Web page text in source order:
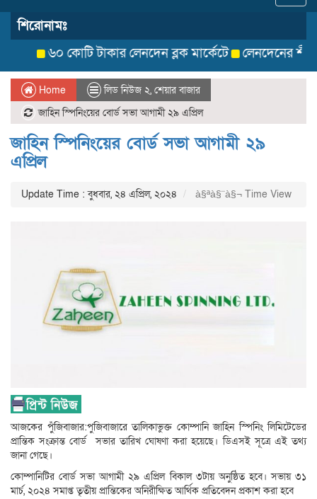
শিরোনামঃ
৬০ কোটি টাকার লেনদেন ব্লক মার্কেটে
লেনদেনের শীর্ষে
Home লিড নিউজ ২, শেয়ার বাজার
জাহিন স্পিনিংয়ের বোর্ড সভা আগামী ২৯ এপ্রিল
জাহিন স্পিনিংয়ের বোর্ড সভা আগামী ২৯
এপ্রিল
Update Time : বুধবার, ২৪ এপ্রিল, ২০২৪ à§ªà§¨à§¬ Time View
আজকের পুঁজিবাজার:পুজিবাজারে তালিকাভুক্ত কোম্পানি জাহিন স্পিনিং লিমিটেডের
প্রান্তিক সংক্রান্ত বোর্ড সভার তারিখ ঘোষণা করা হয়েছে। ডিএসই সূত্রে এই তথ্য
জানা গেছে।
কোম্পানিটির বোর্ড সভা আগামী ২৯ এপ্রিল বিকাল ৩টায় অনুষ্ঠিত হবে। সভায় ৩১
মার্চ, ২০২৪ সমাপ্ত তৃতীয় প্রান্তিকের অনিরীক্ষিত আর্থিক প্রতিবেদন প্রকাশ করা হবে